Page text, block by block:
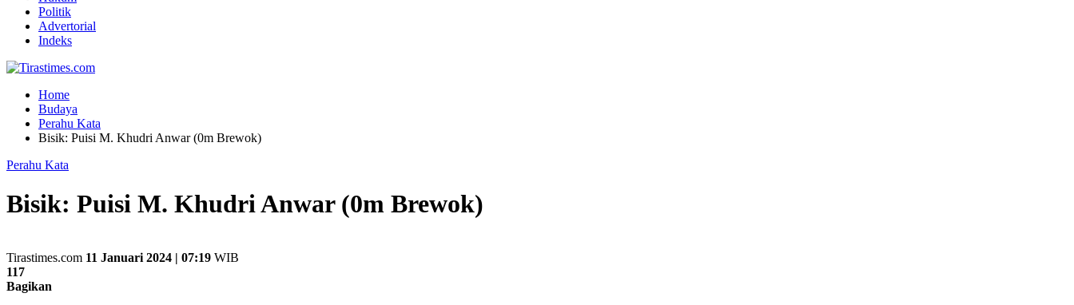
Politik
Advertorial
Indeks
Home
Budaya
Perahu Kata
Bisik: Puisi M. Khudri Anwar (0m Brewok)
Perahu Kata
Bisik: Puisi M. Khudri Anwar (0m Brewok)
Tirastimes.com 11 Januari 2024 | 07:19 WIB
117
Bagikan